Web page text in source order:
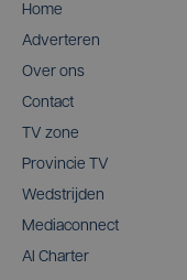
Home
Adverteren
Over ons
Contact
TV zone
Provincie TV
Wedstrijden
Mediaconnect
AI Charter